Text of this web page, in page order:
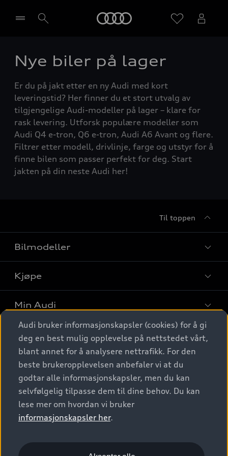
Velg forhandler
Nye biler på lager
Er du på jakt etter en ny Audi med kort
leveringstid? Her finner du et stort utvalg av
tilgjengelige Audi-modeller på lager – klare for
rask levering. Utforsk populære modeller som
Audi Q4 e-tron, Q6 e-tron, Audi A6 Avant og flere.
Filtrer etter modell, drivlinje, farge og utstyr for å
finne bilen som passer perfekt for deg. Start
jakten på din neste Audi her!
Til toppen
Bilmodeller
Finn din Audi
Sammenlign bilmodeller
Elbiler
SUV
Stasjonsvogn
Sportback
S/RS
Konseptbiler og prototyper
Kjøpe
Kjøpshjelp
Biler på lager
Finn forhandler
Bestill prøvekjøring
Kontakt forhandler
Bilgarantier
Min Audi
Behold nybilfølelsen
Audi Originalt tilbehør
Verkstedtjenester
Digitale tjenester
Audi digitale tjenester
Audi connect
Functions on demand
Kom i gang med myAudi
Audi Norge
Kundeservice
Audi Driving Experience
© 2026 AUDI NORGE. All Rights Reserved.
Audi bruker informasjonskapsler (cookies) for å gi
deg en best mulig opplevelse på nettstedet vårt,
blant annet for å analysere nettrafikk. For den
beste brukeropplevelsen anbefaler vi at du
godtar alle informasjonskapsler, men du kan
selvfølgelig tilpasse dem til dine behov. Du kan
lese mer om hvordan vi bruker
informasjonskapsler her.